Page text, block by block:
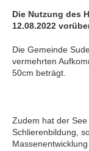
Die Nutzung des
12.08.2022
Die Gemeinde
vermehrten
50cm beträgt.
Zudem hat der
Schlierenbildung,